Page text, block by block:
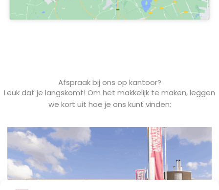
Afspraak bij ons op kantoor?
Leuk dat je langskomt! Om het makkelijk te maken, leggen
we kort uit hoe je ons kunt vinden: